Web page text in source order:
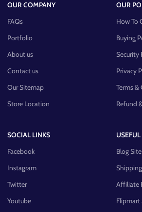
OUR COMPANY
FAQs
Portfolio
About us
Contact us
Our Sitemap
Store Location
OUR
How To
Buying
Security
Privacy
Terms
Refund
SOCIAL LINKS
Facebook
Instagram
Twitter
Youtube
Blog Site
Affiliate
Flipmart